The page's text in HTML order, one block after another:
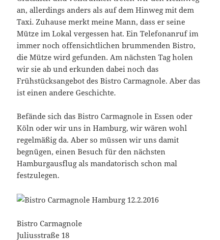
an, allerdings anders als auf dem Hinweg mit dem
Taxi. Zuhause merkt meine Mann, dass er seine
Mütze im Lokal vergessen hat. Ein Telefonanruf im
immer noch offensichtlichen brummenden Bistro,
die Mütze wird gefunden. Am nächsten Tag holen
wir sie ab und erkunden dabei noch das
Frühstücksangebot des Bistro Carmagnole. Aber das
ist einen andere Geschichte.
Befände sich das Bistro Carmagnole in Essen oder
Köln oder wir uns in Hamburg, wir wären wohl
regelmäßig da. Aber so müssen wir uns damit
begnügen, einen Besuch für den nächsten
Hamburgausflug als mandatorisch schon mal
festzulegen.
Bistro Carmagnole
Juliusstraße 18